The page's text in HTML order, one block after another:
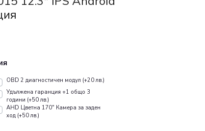
OBD 2 диагностичен модул (+20 лв.)
Удължена гаранция +1 общо 3
години (+50 лв.)
AHD Цветна 170" Камера за заден
ход (+50 лв.)